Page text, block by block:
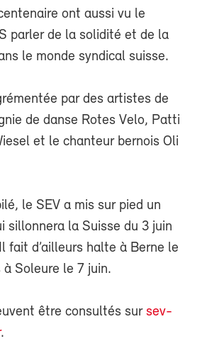
ont aussi vu le
parler de la solidité et de la
le monde syndical suisse.
par des artistes de
de danse Rotes Velo, Patti
et le chanteur bernois Oli
le SEV a mis sur pied un
sillonnera la Suisse du 3 juin
fait d’ailleurs halte à Berne le
Soleure le 7 juin.
être consultés sur sev-
.